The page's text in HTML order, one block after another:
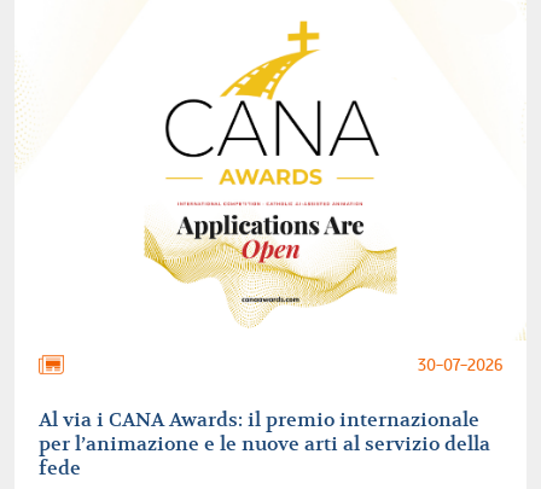
30-07-2026
Al via i CANA Awards: il premio internazionale
per l’animazione e le nuove arti al servizio della
fede